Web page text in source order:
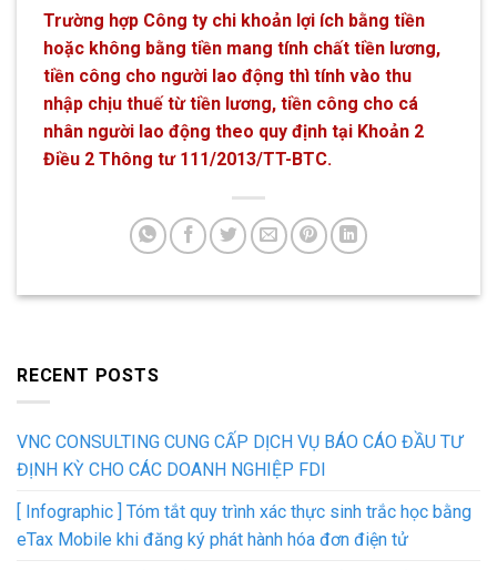
Trường hợp Công ty chi khoản lợi ích bằng tiền
hoặc không bằng tiền mang tính chất tiền lương,
tiền công cho người lao động thì tính vào thu
nhập chịu thuế từ tiền lương, tiền công cho cá
nhân người lao động theo quy định tại Khoản 2
Điều 2 Thông tư 111/2013/TT-BTC.
RECENT POSTS
VNC CONSULTING CUNG CẤP DỊCH VỤ BÁO CÁO ĐẦU TƯ
ĐỊNH KỲ CHO CÁC DOANH NGHIỆP FDI
[ Infographic ] Tóm tắt quy trình xác thực sinh trắc học bằng
eTax Mobile khi đăng ký phát hành hóa đơn điện tử